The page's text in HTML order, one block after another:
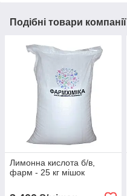
Подібні товари компанії
Лимонна кислота б/в,
фарм - 25 кг мішок